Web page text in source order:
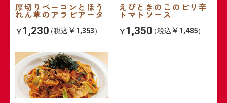
厚切りベーコンとほう
れん草のアラビアータ
1,230（税込 1,353）
えびときのこのピリ辛
トマトソース
1,350（税込 1,485）